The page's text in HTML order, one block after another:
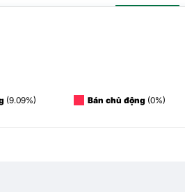
(9.09%) Bán chủ động (0%)